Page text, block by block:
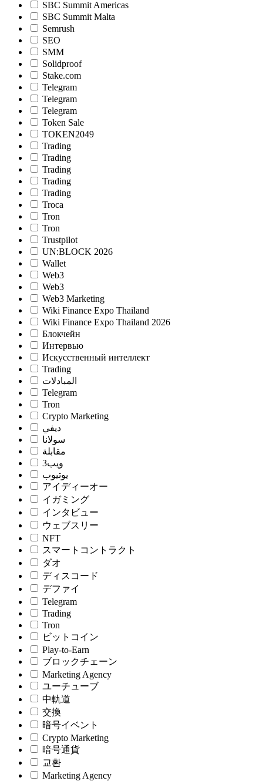
SBC Summit Americas
SBC Summit Malta
Semrush
SEO
SMM
Solidproof
Stake.com
Telegram
Telegram
Telegram
Token Sale
TOKEN2049
Trading
Trading
Trading
Trading
Trading
Troca
Tron
Tron
Trustpilot
UN:BLOCK 2026
Wallet
Web3
Web3
Web3 Marketing
Wiki Finance Expo Thailand
Wiki Finance Expo Thailand 2026
Блокчейн
Интервью
Искусственный интеллект
Trading
المبادلات
Telegram
Tron
Crypto Marketing
ديفي
سولانا
مقابلة
ويب3
يوتيوب
アイディーオー
イガミング
インタビュー
ウェブスリー
NFT
スマートコントラクト
ダオ
ディスコード
デファイ
Telegram
Trading
Tron
ビットコイン
Play-to-Earn
ブロックチェーン
Marketing Agency
ユーチューブ
中軌道
交換
暗号イベント
Crypto Marketing
暗号通貨
교환
Marketing Agency